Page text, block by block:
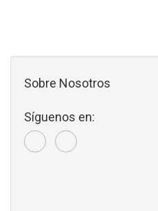
Sobre Nosotros
Síguenos en: